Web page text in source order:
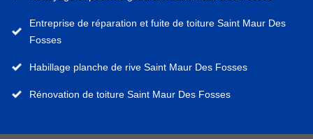
Entreprise de réparation et fuite de toiture Saint Maur Des
Fosses
Habillage planche de rive Saint Maur Des Fosses
Rénovation de toiture Saint Maur Des Fosses